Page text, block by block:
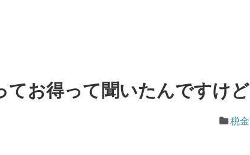
お得って聞いたんですけど
税金